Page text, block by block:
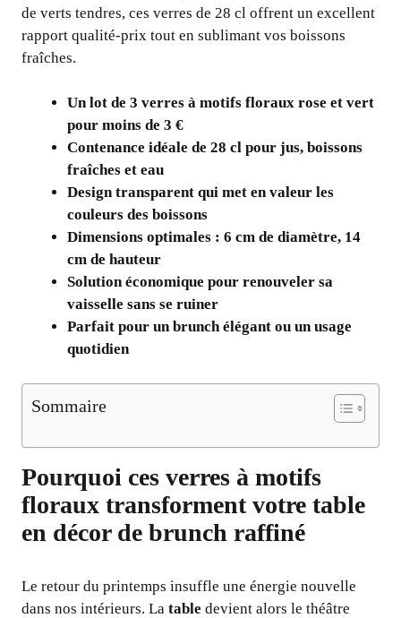
de verts tendres, ces verres de 28 cl offrent un excellent
rapport qualité-prix tout en sublimant vos boissons
fraîches.
Un lot de 3 verres à motifs floraux rose et vert
pour moins de 3 €
Contenance idéale de 28 cl pour jus, boissons
fraîches et eau
Design transparent qui met en valeur les
couleurs des boissons
Dimensions optimales : 6 cm de diamètre, 14
cm de hauteur
Solution économique pour renouveler sa
vaisselle sans se ruiner
Parfait pour un brunch élégant ou un usage
quotidien
Sommaire
Pourquoi ces verres à motifs
floraux transforment votre table
en décor de brunch raffiné
Le retour du printemps insuffle une énergie nouvelle
dans nos intérieurs. La table devient alors le théâtre